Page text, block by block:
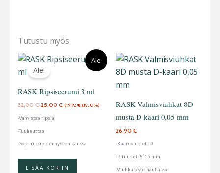
Tutustu myös
Ale
Ale!
RASK Ripsiseerumi 3 ml
32,00€
Alkuperäinen
hinta
oli:
32,00 €.
25,00€
Nykyinen
hinta
(19,92 € alv. 0%)
-Vahvistaa ripsiä
-Tuuheuttaa
-Sopii ripsipidennysten kanssa
LISÄÄ KORIIN
RASK Valmisviuhkat 8D
musta D-kaari 0,05 mm
26,90€
-Kaarevuudet: D
-Pituudet: 8-15 mm
-Viuhkat ovat nauhassa
Tällä
tuotteella
muunnelma.
Voit